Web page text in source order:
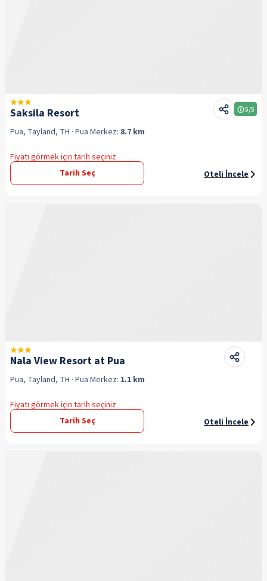
Saksila Resort 5/5
Pua, Tayland, TH · Pua Merkez: 8.7 km
Fiyatı görmek için tarih seçiniz
Tarih Seç
Oteli İncele
Nala View Resort at Pua
Pua, Tayland, TH · Pua Merkez: 1.1 km
Fiyatı görmek için tarih seçiniz
Tarih Seç
Oteli İncele